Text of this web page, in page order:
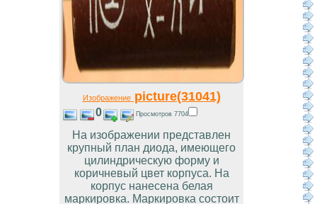
Изображениеpicture(31041)
0 Просмотров 7704
На изображении представлен
крупный план диода, имеющего
цилиндрическую форму и
коричневый цвет корпуса. На
корпус нанесена белая
маркировка. Маркировка состоит